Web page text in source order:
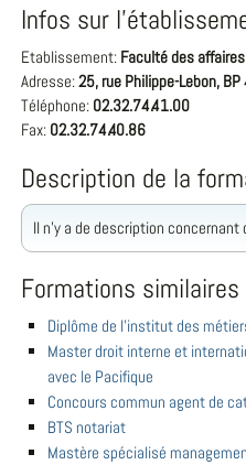
Infos sur
Etablissement: Faculté des
Adresse:25, rue Philippe-Lebon,
Téléphone: 02.32.74.41.00
Fax: 02.32.74.40.86
Description de la
Il n'y a de description
Formations
Diplôme de l'institut des
Master droit interne et
avec le Pacifique
Concours commun agent de
BTS notariat
Mastère spécialisé